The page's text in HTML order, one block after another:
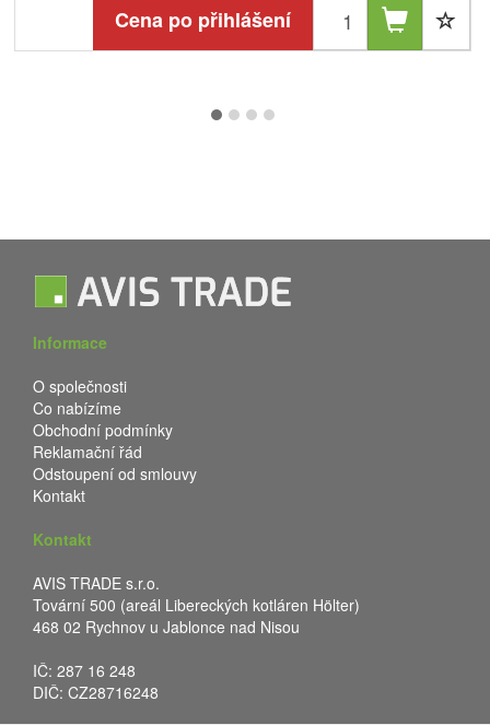
Cena po přihlášení
Informace
O společnosti
Co nabízíme
Obchodní podmínky
Reklamační řád
Odstoupení od smlouvy
Kontakt
Kontakt
AVIS TRADE s.r.o.
Tovární 500 (areál Libereckých kotláren Hölter)
468 02 Rychnov u Jablonce nad Nisou
IČ: 287 16 248
DIČ: CZ28716248